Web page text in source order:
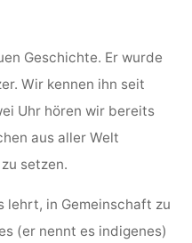
Geschichte. Er wurde
Wir kennen ihn seit
Uhr hören wir bereits
aus aller Welt
setzen.
lehrt, in Gemeinschaft zu
(er nennt es indigenes)